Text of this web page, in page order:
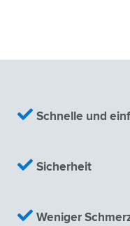
Schnelle und
Sicherheit
Weniger